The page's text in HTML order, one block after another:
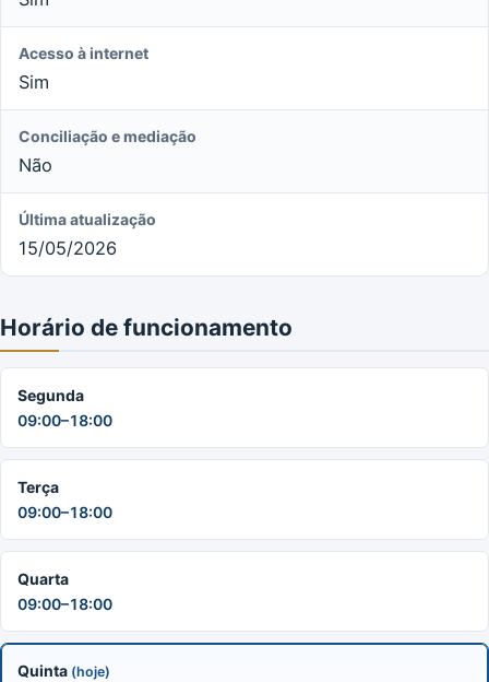
Acesso à internet
Sim
Conciliação e mediação
Não
Última atualização
15/05/2026
Horário de funcionamento
Segunda
09:00–18:00
Terça
09:00–18:00
Quarta
09:00–18:00
Quinta (hoje)